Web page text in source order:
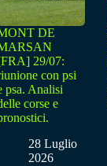
DE
29/07:
con psi
psa. Analisi
corse e
28 Luglio
2026